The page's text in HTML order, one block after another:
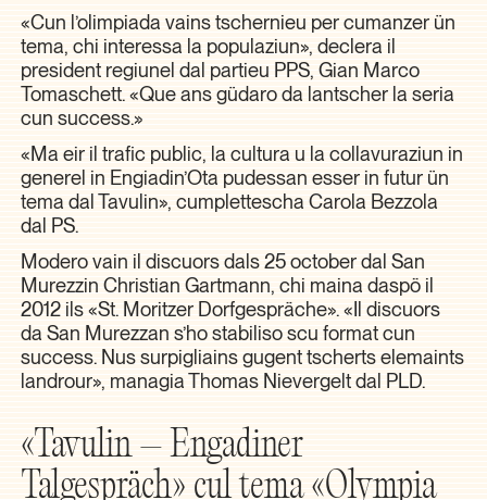
«Cun l’olimpiada vains tschernieu per cumanzer ün
tema, chi interessa la populaziun», declera il
president regiunel dal partieu PPS, Gian Marco
Tomaschett. «Que ans güdaro da lantscher la seria
cun success.»
«Ma eir il trafic public, la cultura u la collavuraziun in
generel in Engiadin’Ota pudessan esser in futur ün
tema dal Tavulin», cumplettescha Carola Bezzola
dal PS.
Modero vain il discuors dals 25 october dal San
Murezzin Christian Gartmann, chi maina daspö il
2012 ils «St. Moritzer Dorfgespräche». «Il discuors
da San Murezzan s’ho stabiliso scu format cun
success. Nus surpigliains gugent tscherts elemaints
landrour», managia Thomas Nievergelt dal PLD.
«Tavulin – Engadiner
Talgespräch» cul tema «Olympia